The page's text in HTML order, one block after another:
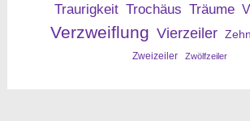
Traurigkeit Trochäus Träume
Verzweiflung Vierzeiler
Zweizeiler Zwölfzeiler